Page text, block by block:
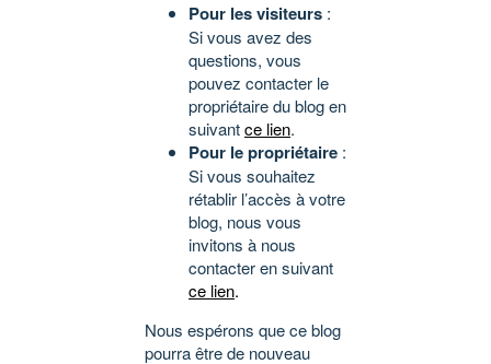
Pour les visiteurs :
Si vous avez des
questions, vous
pouvez contacter le
propriétaire du blog en
suivantce lien.
Pour le propriétaire :
Si vous souhaitez
rétablir l’accès à votre
blog, nous vous
invitons à nous
contacter en suivant
ce lien.
Nous espérons que ce blog
pourra être de nouveau